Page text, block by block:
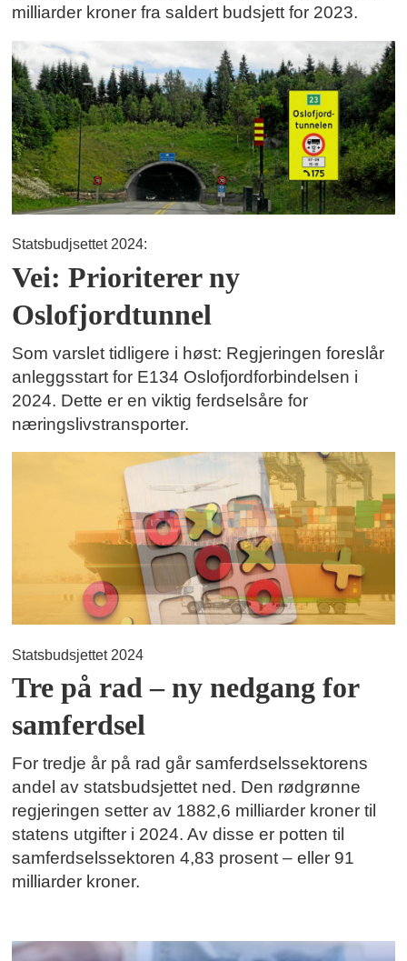
milliarder kroner fra saldert budsjett for 2023.
Statsbudjsettet 2024:
Vei: Prioriterer ny
Oslofjordtunnel
Som varslet tidligere i høst: Regjeringen foreslår
anleggsstart for E134 Oslofjordforbindelsen i
2024. Dette er en viktig ferdselsåre for
næringslivstransporter.
Statsbudsjettet 2024
Tre på rad – ny nedgang for
samferdsel
For tredje år på rad går samferdselssektorens
andel av statsbudsjettet ned. Den rødgrønne
regjeringen setter av 1882,6 milliarder kroner til
statens utgifter i 2024. Av disse er potten til
samferdselssektoren 4,83 prosent – eller 91
milliarder kroner.